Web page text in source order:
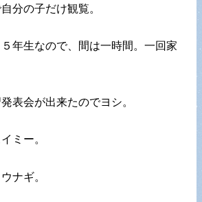
分の子だけ観覧。
年生なので、間は一時間。一回家
表会が出来たのでヨシ。
ミー。
ナギ。